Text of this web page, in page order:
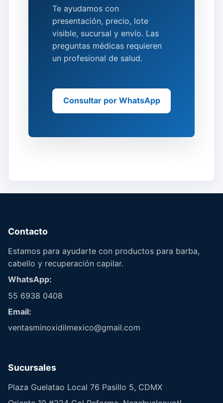
Te ayudamos con
presentación, precio, lote
visible, sucursal y envío. Las
preguntas médicas requieren
un profesional de salud.
Consultar por WhatsApp
Contacto
Estamos para ayudarte con productos para barba,
cabello y recuperación capilar.
WhatsApp:
55 6938 0408
Email:
ventasminoxidilmexico@gmail.com
Sucursales
Plaza Guelatao Local 76 Pasillo 5, CDMX